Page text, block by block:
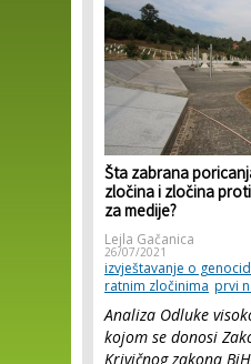
Šta zabrana
zločina i zločina
za medije?
Lejla Gačanica
26/07/2021
izvještavanje o
ratnim zločinima prvi
Analiza Odluke
kojom se donosi
Krivičnog zakona